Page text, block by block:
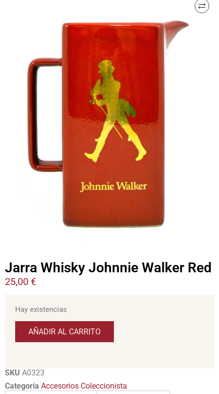
Jarra Whisky Johnnie Walker Red
25,00 €
Hay existencias
AÑADIR AL CARRITO
SKU A0323
Categoría Accesorios Coleccionista